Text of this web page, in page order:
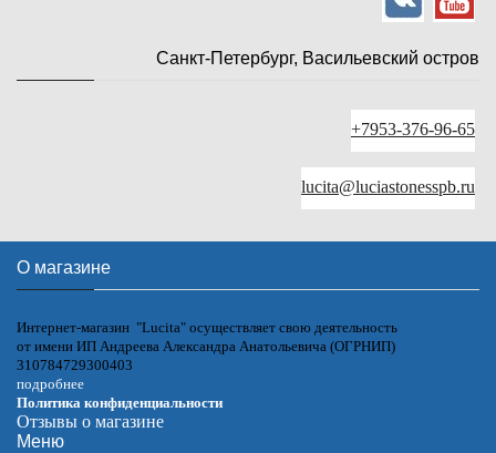
Санкт-Петербург, Васильевский остров
+7953-376-96-65
lucita@luciastonesspb.ru
О магазине
Интернет-магазин "Lucita" осуществляет свою деятельность
от имени ИП Андреева Александра Анатольевича (ОГРНИП)
310784729300403
подробнее
Политика конфиденциальности
Отзывы о магазине
Меню